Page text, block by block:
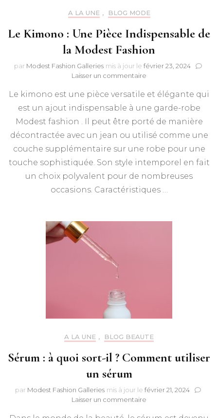
A LA UNE , BLOG MODE
Le Kimono : Une Pièce Indispensable de
la Modest Fashion
par Modest Fashion Galleries mis à jour le février 23, 2024
Laisser un commentaire
Kimono
Une
Pièce
Indispensable
la
Modest
Fashion
Le kimono est une pièce versatile et élégante qui
est un ajout indispensable à une garde-robe
Modest fashion . Il peut être porté de manière
décontractée avec un jean ou utilisé comme une
couche supplémentaire sur une robe pour une
touche sophistiquée. Son style intemporel en fait
un choix polyvalent pour de nombreuses
occasions. Caractéristiques …
A LA UNE , BLOG BEAUTE
Sérum : à quoi sort-il ? Comment utiliser
un sérum
par Modest Fashion Galleries mis à jour le février 21, 2024
Laisser un commentaire